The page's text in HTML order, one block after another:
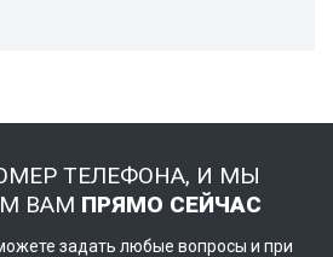
ТЕЛЕФОНА, И МЫ
ВАМ ПРЯМО СЕЙЧАС
задать любые вопросы и при